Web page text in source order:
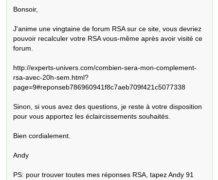
Bonsoir,
J'anime une vingtaine de forum RSA sur ce site, vous devriez
pouvoir recalculer votre RSA vous-même après avoir visité ce
forum.
http://experts-univers.com/combien-sera-mon-complement-
rsa-avec-20h-sem.html?
page=9#reponseb786960941f8c7aeb709f421c5077338
Sinon, si vous avez des questions, je reste à votre disposition
pour vous apportez les éclaircissements souhaités.
Bien cordialement.
Andy
PS: pour trouver toutes mes réponses RSA, tapez Andy 91